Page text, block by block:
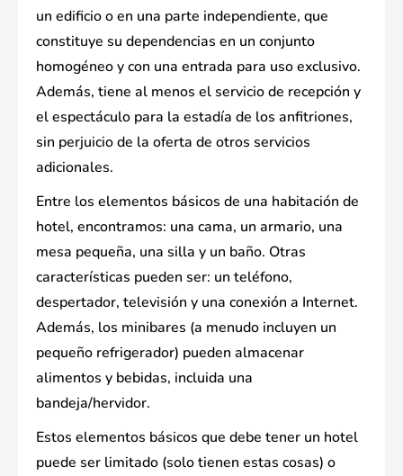
un edificio o en una parte independiente, que
constituye su dependencias en un conjunto
homogéneo y con una entrada para uso exclusivo.
Además, tiene al menos el servicio de recepción y
el espectáculo para la estadía de los anfitriones,
sin perjuicio de la oferta de otros servicios
adicionales.
Entre los elementos básicos de una habitación de
hotel, encontramos: una cama, un armario, una
mesa pequeña, una silla y un baño. Otras
características pueden ser: un teléfono,
despertador, televisión y una conexión a Internet.
Además, los minibares (a menudo incluyen un
pequeño refrigerador) pueden almacenar
alimentos y bebidas, incluida una
bandeja/hervidor.
Estos elementos básicos que debe tener un hotel
puede ser limitado (solo tienen estas cosas) o